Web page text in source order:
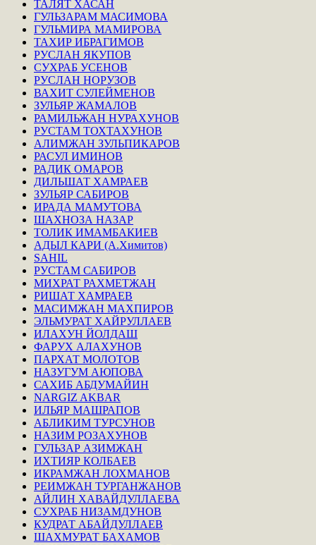
ТАЛЯТ ХАСАН
ГУЛЬЗАРАМ МАСИМОВА
ГУЛЬМИРА МАМИРОВА
ТАХИР ИБРАГИМОВ
РУСЛАН ЯКУПОВ
СУХРАБ УСЕНОВ
РУСЛАН НОРУЗОВ
ВАХИТ СУЛЕЙМЕНОВ
ЗУЛЬЯР ЖАМАЛОВ
РАМИЛЬЖАН НУРАХУНОВ
РУСТАМ ТОХТАХУНОВ
АЛИМЖАН ЗУЛЬПИКАРОВ
РАСУЛ ИМИНОВ
РАДИК ОМАРОВ
ДИЛЬШАТ ХАМРАЕВ
ЗУЛЬЯР САБИРОВ
ИРАДА МАМУТОВА
ШАХНОЗА НАЗАР
ТОЛИК ИМАМБАКИЕВ
АДЫЛ КАРИ (А.Химитов)
SAHIL
РУСТАМ САБИРОВ
МИХРАТ РАХМЕТЖАН
РИШАТ ХАМРАЕВ
МАСИМЖАН МАХПИРОВ
ЭЛЬМУРАТ ХАЙРУЛЛАЕВ
ИЛАХУН ЙОЛДАШ
ФАРУХ АЛАХУНОВ
ПАРХАТ МОЛОТОВ
НАЗУГУМ АЮПОВА
САХИБ АБДУМАЙИН
NARGIZ AKBAR
ИЛЬЯР МАШРАПОВ
АБЛИКИМ ТУРСУНОВ
НАЗИМ РОЗАХУНОВ
ГУЛЬЗАР АЗИМЖАН
ИХТИЯР КОЛБАЕВ
ИКРАМЖАН ЛОХМАНОВ
РЕИМЖАН ТУРГАНЖАНОВ
АЙЛИН ХАВАЙДУЛЛАЕВА
СУХРАБ НИЗАМДУНОВ
КУДРАТ АБАЙДУЛЛАЕВ
ШАХМУРАТ БАХАМОВ